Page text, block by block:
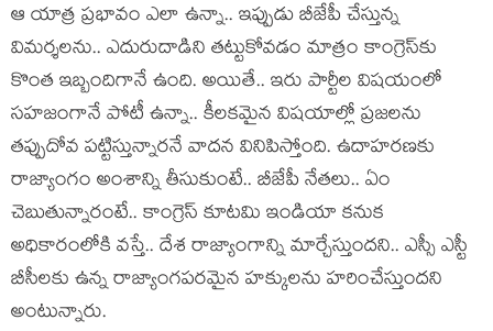
ఆ యాత్ర ప్ర‌భావం ఎలా ఉన్నా.. ఇప్పుడు బీజేపీ చేస్తున్న
విమ‌ర్శ‌ల‌ను.. ఎదురుదాడిని త‌ట్టుకోవ‌డం మాత్రం కాంగ్రెస్‌కు
కొంత ఇబ్బందిగానే ఉంది. అయితే.. ఇరు పార్టీల విష‌యంలో
స‌హ‌జంగానే పోటీ ఉన్నా.. కీల‌క‌మైన విష‌యాల్లో ప్ర‌జ‌ల‌ను
త‌ప్పుదోవ ప‌ట్టిస్తున్నార‌నే వాద‌న వినిపిస్తోంది. ఉదాహ‌ర‌ణ‌కు
రాజ్యాంగం అంశాన్ని తీసుకుంటే.. బీజేపీ నేత‌లు.. ఏం
చెబుతున్నారంటే.. కాంగ్రెస్ కూట‌మి ఇండియా క‌నుక
అధికారంలోకి వ‌స్తే.. దేశ రాజ్యాంగాన్ని మార్చేస్తుంద‌ని.. ఎస్సీ ఎస్టీ
బీసీల‌కు ఉన్న రాజ్యాంగ‌ప‌ర‌మైన హ‌క్కుల‌ను హ‌రించేస్తుంద‌ని
అంటున్నారు.